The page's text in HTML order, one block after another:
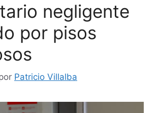
negligente
por pisos
Patricio Villalba